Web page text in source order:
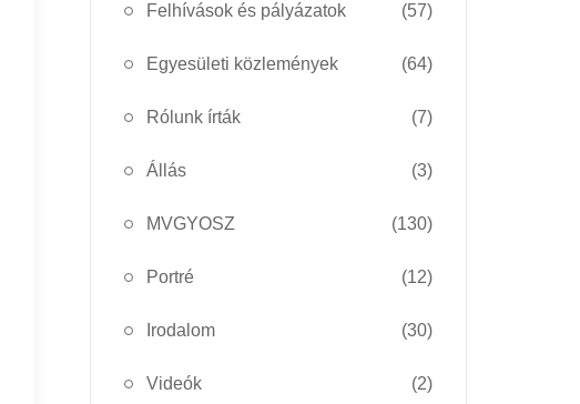
Felhívások és pályázatok (57)
Egyesületi közlemények (64)
Rólunk írták (7)
Állás (3)
MVGYOSZ (130)
Portré (12)
Irodalom (30)
Videók (2)